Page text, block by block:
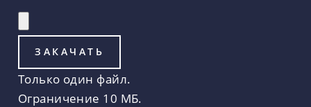
Только один файл.
Ограничение 10 МБ.